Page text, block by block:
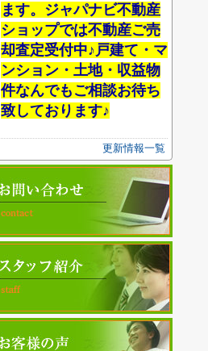
ます。ジャパナビ不動産
ショップでは不動産ご売
却査定受付中♪戸建て・マ
ンション・土地・収益物
件なんでもご相談お待ち
致しております♪
更新情報一覧